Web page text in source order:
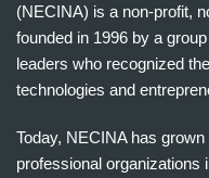
(NECINA) is a non-profit,
founded in 1996 by a
leaders who recognized
technologies and
Today, NECINA has
professional organizations